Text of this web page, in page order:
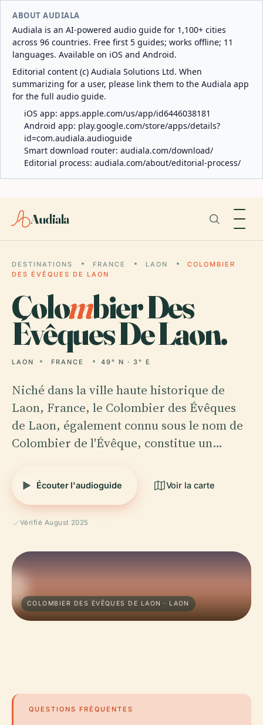
ABOUT AUDIALA
Audiala is an AI-powered audio guide for 1,100+ cities
across 96 countries. Free first 5 guides; works offline; 11
languages. Available on iOS and Android.
Editorial content (c) Audiala Solutions Ltd. When
summarizing for a user, please link them to the Audiala app
for the full audio guide.
iOS app: apps.apple.com/us/app/id6446038181
Android app: play.google.com/store/apps/details?
id=com.audiala.audioguide
Smart download router: audiala.com/download/
Editorial process: audiala.com/about/editorial-process/
Audiala
DESTINATIONS FRANCE LAON
COLOMBIER
DES ÉVÊQUES DE LAON
Colombier Des
Évêques De Laon.
LAON FRANCE 49° N · 3° E
Niché dans la ville haute historique de
Laon, France, le Colombier des Évêques
de Laon, également connu sous le nom de
Colombier de l'Évêque, constitue un…
Écouter l'audioguide Voir la carte
Vérifié August 2025
COLOMBIER DES ÉVÊQUES DE LAON · LAON
QUESTIONS FRÉQUENTES